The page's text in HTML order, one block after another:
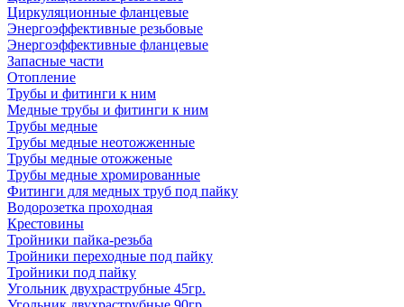
Циркуляционные фланцевые
Энергоэффективные резьбовые
Энергоэффективные фланцевые
Запасные части
Отопление
Трубы и фитинги к ним
Медные трубы и фитинги к ним
Трубы медные
Трубы медные неотожженные
Трубы медные отожженые
Трубы медные хромированные
Фитинги для медных труб под пайку
Водорозетка проходная
Крестовины
Тройники пайка-резьба
Тройники переходные под пайку
Тройники под пайку
Угольник двухраструбные 45гр.